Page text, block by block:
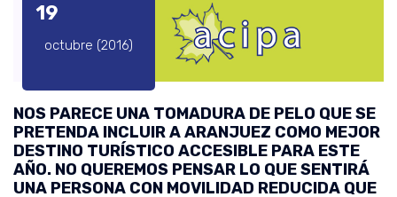
19
octubre (2016)
NOS PARECE UNA TOMADURA DE PELO QUE SE
PRETENDA INCLUIR A ARANJUEZ COMO MEJOR
DESTINO TURÍSTICO ACCESIBLE PARA ESTE
AÑO. NO QUEREMOS PENSAR LO QUE SENTIRÁ
UNA PERSONA CON MOVILIDAD REDUCIDA QUE